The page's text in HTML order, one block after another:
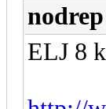
nodrep
ELJ 8